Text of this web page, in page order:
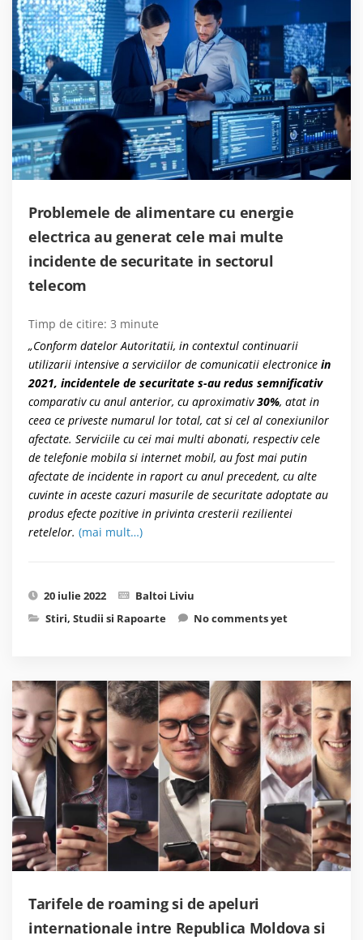
Problemele de alimentare cu energie
electrica au generat cele mai multe
incidente de securitate in sectorul
telecom
Timp de citire: 3 minute
„Conform datelor Autoritatii, in contextul continuarii
utilizarii intensive a serviciilor de comunicatii electronice in
2021, incidentele de securitate s-au redus semnificativ
comparativ cu anul anterior, cu aproximativ30%, atat in
ceea ce priveste numarul lor total, cat si cel al conexiunilor
afectate. Serviciile cu cei mai multi abonati, respectiv cele
de telefonie mobila si internet mobil, au fost mai putin
afectate de incidente in raport cu anul precedent, cu alte
cuvinte in aceste cazuri masurile de securitate adoptate au
produs efecte pozitive in privinta cresterii rezilientei
retelelor. (mai mult…)
20 iulie 2022
Baltoi Liviu
Stiri, Studii si Rapoarte No comments yet
Tarifele de roaming si de apeluri
internationale intre Republica Moldova si